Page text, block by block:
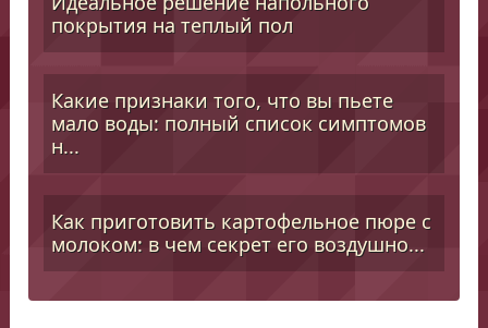
покрытия на теплый пол
Какие признаки того, что вы пьете
мало воды: полный список симптомов
н...
Как приготовить картофельное пюре с
молоком: в чем секрет его воздушно...